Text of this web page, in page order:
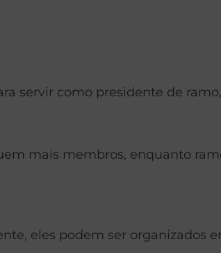
servir como presidente de
mais membros, enquanto
eles podem ser organizados